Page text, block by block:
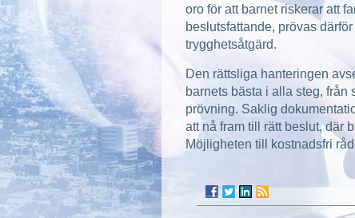
oro för att barnet riskerar att
beslutsfattande, prövas
trygghetsåtgärd.
Den rättsliga hanteringen
barnets bästa i alla steg,
prövning. Saklig
att nå fram till rätt beslut, där
Möjligheten till kostnadsfri